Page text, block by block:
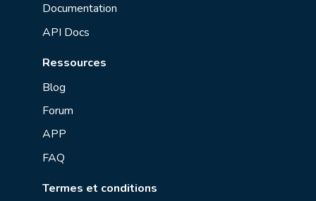
Documentation
API Docs
Ressources
Blog
Forum
APP
FAQ
Termes et conditions